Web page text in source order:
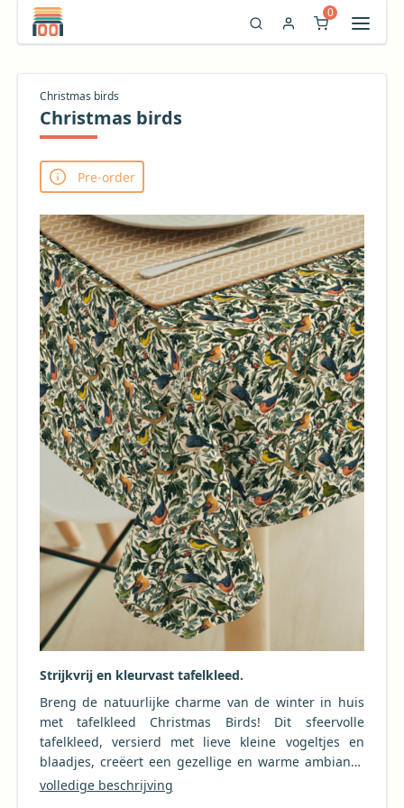
0
Christmas birds
Christmas birds
Pre-order
Strijkvrij en kleurvast tafelkleed.
Breng de natuurlijke charme van de winter in huis
met tafelkleed Christmas Birds! Dit sfeervolle
tafelkleed, versierd met lieve kleine vogeltjes en
blaadjes, creëert een gezellige en warme ambiance
aan elke tafel. Het is strijkvrij & kleurvast, dus je legt
volledige beschrijving